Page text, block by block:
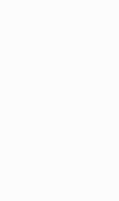
insuficientes…